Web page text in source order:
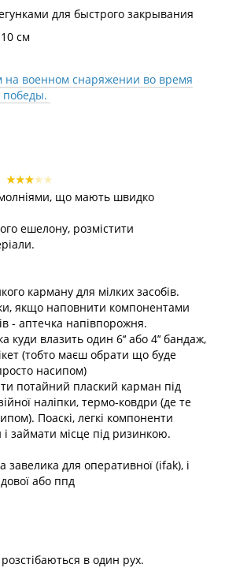
для быстрого закрывания
см
военном снаряжении во время
победы.
молніями, що мають швидко
ешелону, розмістити
карману для мілких засобів.
якщо наповнити компонентами
- аптечка напівпорожня.
куди влазить один 6‘‘ або 4’‘ бандаж,
(тобто маєш обрати що буде
насипом)
потайний плаский карман під
наліпки, термо-ковдри (де те
Поаскі, легкі компоненти
займати місце під ризинкою.
для оперативної (ifak), і
або ппд
розстібаються в один рух.